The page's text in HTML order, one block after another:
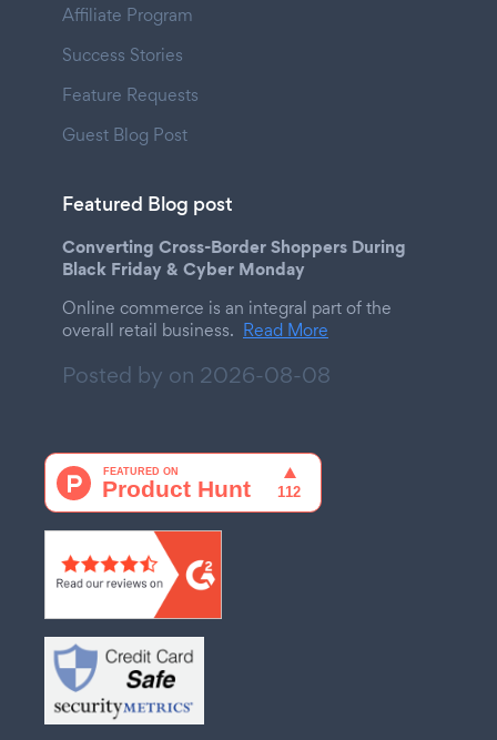
Affiliate Program
Success Stories
Feature Requests
Guest Blog Post
Featured Blog post
Converting Cross-Border Shoppers During
Black Friday & Cyber Monday
Online commerce is an integral part of the
overall retail business. Read More
Posted by on 2026-08-08